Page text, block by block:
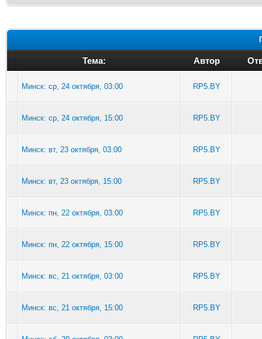
Тема: Автор
Минск: ср, 24 октября, 03:00 RP5.BY
Минск: ср, 24 октября, 15:00 RP5.BY
Минск: вт, 23 октября, 03:00 RP5.BY
Минск: вт, 23 октября, 15:00 RP5.BY
Минск: пн, 22 октября, 03:00 RP5.BY
Минск: пн, 22 октября, 15:00 RP5.BY
Минск: вс, 21 октября, 03:00 RP5.BY
Минск: вс, 21 октября, 15:00 RP5.BY